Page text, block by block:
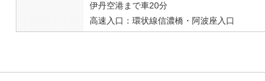
伊丹空港まで車20分
高速入口：環状線信濃橋・阿波座入口